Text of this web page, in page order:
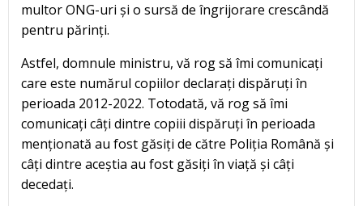
multor ONG-uri și o sursă de îngrijorare crescândă
pentru părinți.
Astfel, domnule ministru, vă rog să îmi comunicați
care este numărul copiilor declarați dispăruți în
perioada 2012-2022. Totodată, vă rog să îmi
comunicați câți dintre copiii dispăruți în perioada
menționată au fost găsiți de către Poliția Română și
câți dintre aceștia au fost găsiți în viață și câți
decedați.